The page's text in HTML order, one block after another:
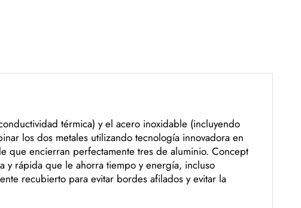
térmica) y el acero inoxidable (incluyendo
los dos metales utilizando tecnología innovadora en
que encierran perfectamente tres de aluminio. Concept
y rápida que le ahorra tiempo y energía, incluso
recubierto para evitar bordes afilados y evitar la